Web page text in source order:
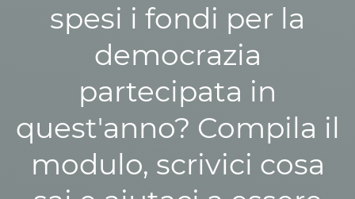
spesi i fondi per la
democrazia
partecipata in
quest'anno? Compila il
modulo, scrivici cosa